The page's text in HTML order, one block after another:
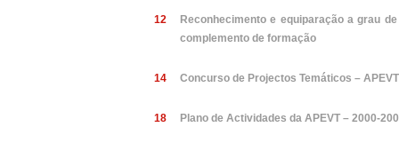
12
Reconhecimento e equiparação a grau
complemento de formação
14 Concurso de Projectos Temáticos –
18 Plano de Actividades da APEVT – 2000-